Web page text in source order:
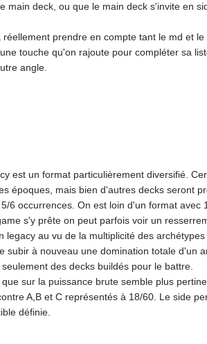
main deck, ou que le main deck s'invite en
prendre en compte tant le md et
touche qu'on rajoute pour compléter sa
angle.
est un format particulièrement diversifié.
époques, mais bien d'autres decks seront
6 occurrences. On est loin d'un format avec
s'y prête on peut parfois voir un
au vu de la multiplicité des
subir à nouveau une domination totale d'un
des decks buildés pour le battre.
sur la puissance brute semble plus
A,B et C représentés à 18/60. Le side
définie.